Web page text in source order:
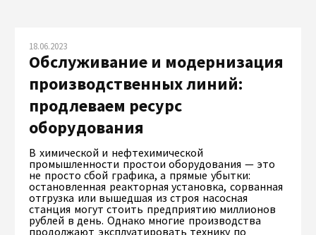
18.06.2023
Обслуживание и модернизация
производственных линий:
продлеваем ресурс
оборудования
В химической и нефтехимической
промышленности простои оборудования — это
не просто сбой графика, а прямые убытки:
остановленная реакторная установка, сорванная
отгрузка или вышедшая из строя насосная
станция могут стоить предприятию миллионов
рублей в день. Однако многие производства
продолжают эксплуатировать технику по